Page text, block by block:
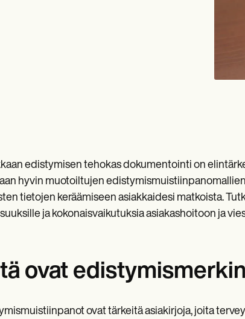
edistymisen tehokas dokumentointi on
hyvin muotoiltujen
tietojen keräämiseen asiakkaidesi matkoista.
ja kokonaisvaikutuksia asiakashoitoon ja
ovat
ovat tärkeitä asiakirjoja, joita